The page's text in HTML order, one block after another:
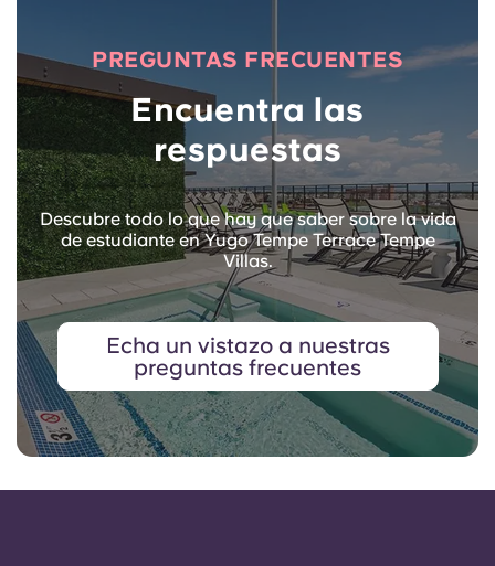
PREGUNTAS FRECUENTES
Encuentra las
respuestas
Descubre todo lo que hay que saber sobre la vida
de estudiante en Yugo Tempe Terrace Tempe
Villas.
Echa un vistazo a nuestras
preguntas frecuentes